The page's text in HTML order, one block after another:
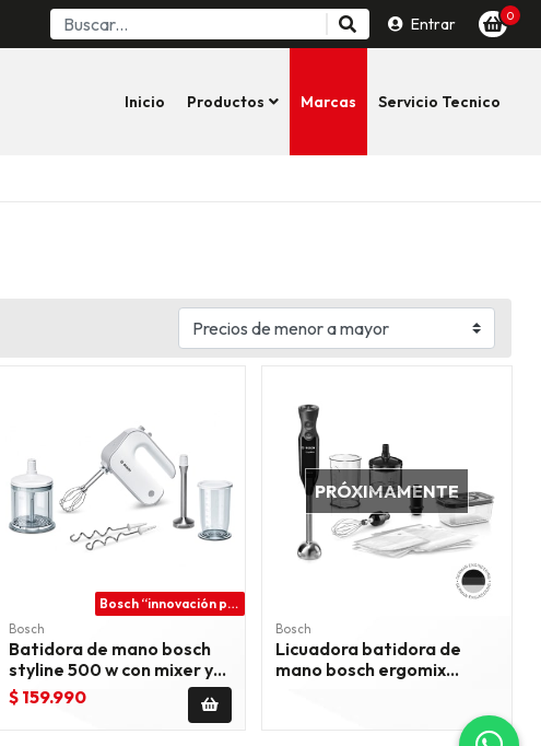
Entrar 0
Inicio Productos Marcas Servicio Tecnico
Bosch “innovación para tu vida”
Bosch
Batidora de mano bosch
styline 500 w con mixer y
procesador
$ 159.990
PRÓXIMAMENTE
Bosch
Licuadora batidora de
mano bosch ergomix